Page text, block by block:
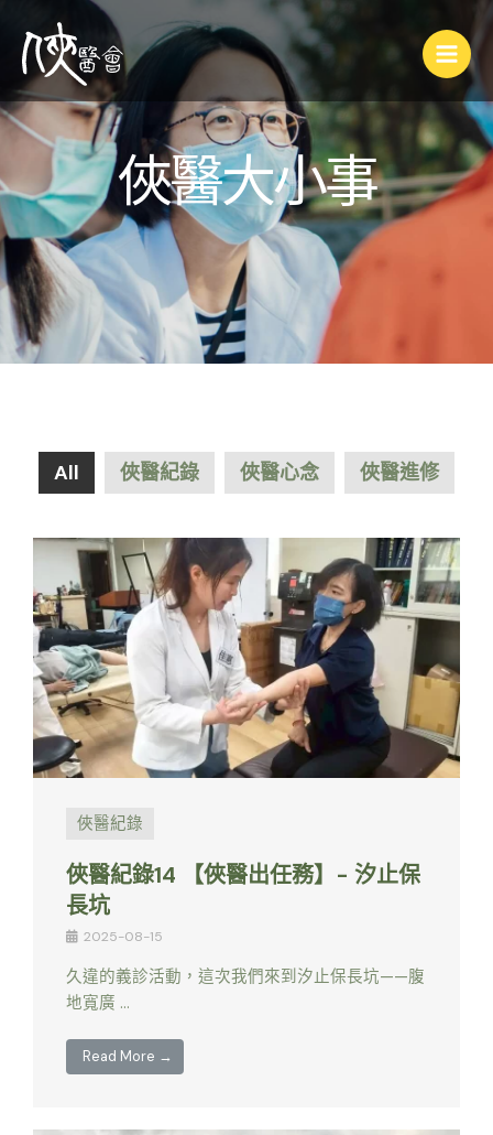
俠醫大小事
All 俠醫紀錄 俠醫心念 俠醫進修
俠醫紀錄
俠醫紀錄14 【俠醫出任務】- 汐止保
長坑
2025-08-15
久違的義診活動，這次我們來到汐止保長坑——腹
地寬廣 …
Read More →